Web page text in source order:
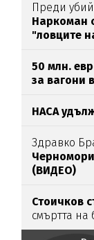
Преди
Наркоман
"ловците
50 млн.
за вагони
НАСА
Здравко
(ВИДЕО)
Стоичков
смъртта на